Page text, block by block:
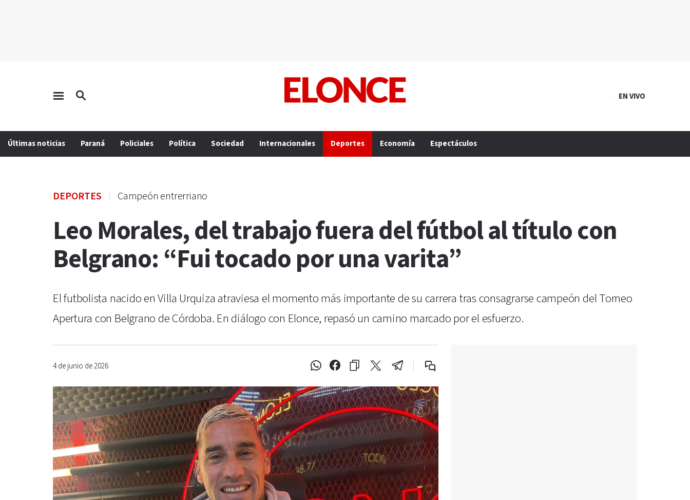
EN VIVO
Últimas noticias Paraná Policiales Política Sociedad Internacionales Deportes Economía Espectáculos
DEPORTES Campeón entrerriano
Leo Morales, del trabajo fuera del fútbol al título con
Belgrano: “Fui tocado por una varita”
El futbolista nacido en Villa Urquiza atraviesa el momento más importante de su carrera tras consagrarse campeón del Torneo
Apertura con Belgrano de Córdoba. En diálogo con Elonce, repasó un camino marcado por el esfuerzo.
4 de junio de 2026